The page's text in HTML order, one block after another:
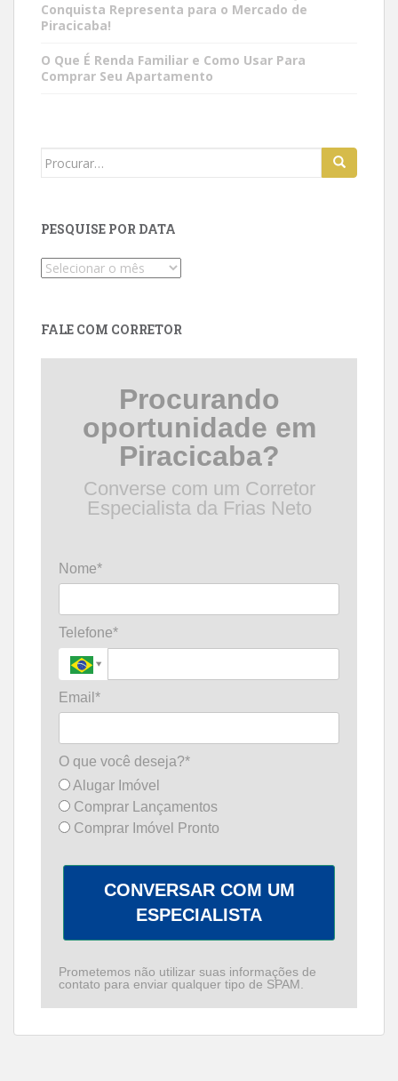
Conquista Representa para o Mercado de
Piracicaba!
O Que É Renda Familiar e Como Usar Para
Comprar Seu Apartamento
Search
PESQUISE POR DATA
Pesquise
FALE COM CORRETOR
Procurando
oportunidade em
Piracicaba?
Converse com um Corretor
Especialista da Frias Neto
Nome*
Telefone*
Email*
O que você deseja?*
Alugar Imóvel
Comprar Lançamentos
Comprar Imóvel Pronto
CONVERSAR COM UM
ESPECIALISTA
Prometemos não utilizar suas informações de
contato para enviar qualquer tipo de SPAM.